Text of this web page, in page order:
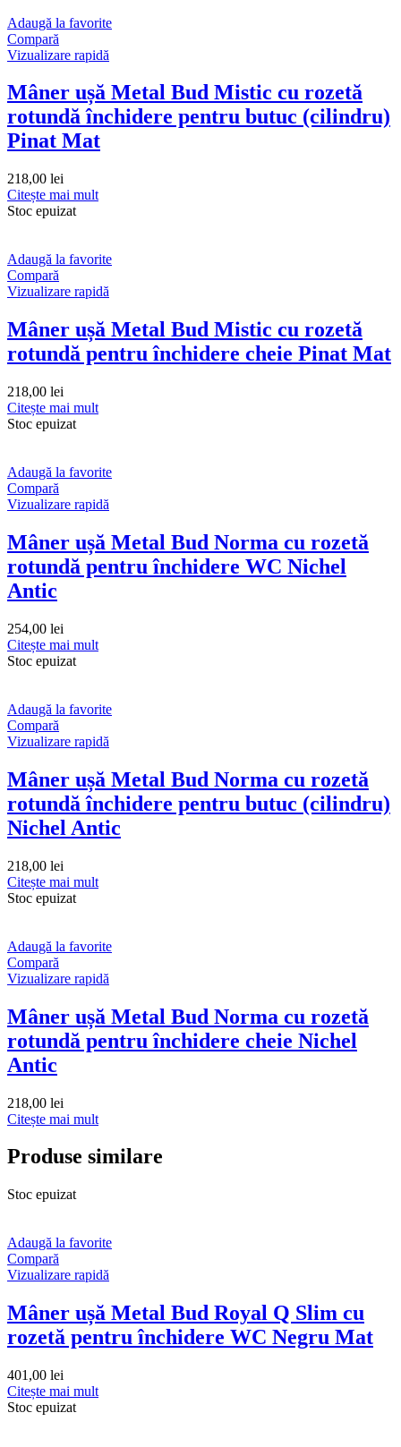
Adaugă la favorite
Compară
Vizualizare rapidă
Mâner ușă Metal Bud Mistic cu rozetă
rotundă închidere pentru butuc (cilindru)
Pinat Mat
218,00 lei
Citește mai mult
Stoc epuizat
Adaugă la favorite
Compară
Vizualizare rapidă
Mâner ușă Metal Bud Mistic cu rozetă
rotundă pentru închidere cheie Pinat Mat
218,00 lei
Citește mai mult
Stoc epuizat
Adaugă la favorite
Compară
Vizualizare rapidă
Mâner ușă Metal Bud Norma cu rozetă
rotundă pentru închidere WC Nichel
Antic
254,00 lei
Citește mai mult
Stoc epuizat
Adaugă la favorite
Compară
Vizualizare rapidă
Mâner ușă Metal Bud Norma cu rozetă
rotundă închidere pentru butuc (cilindru)
Nichel Antic
218,00 lei
Citește mai mult
Stoc epuizat
Adaugă la favorite
Compară
Vizualizare rapidă
Mâner ușă Metal Bud Norma cu rozetă
rotundă pentru închidere cheie Nichel
Antic
218,00 lei
Citește mai mult
Produse similare
Stoc epuizat
Adaugă la favorite
Compară
Vizualizare rapidă
Mâner ușă Metal Bud Royal Q Slim cu
rozetă pentru închidere WC Negru Mat
401,00 lei
Citește mai mult
Stoc epuizat